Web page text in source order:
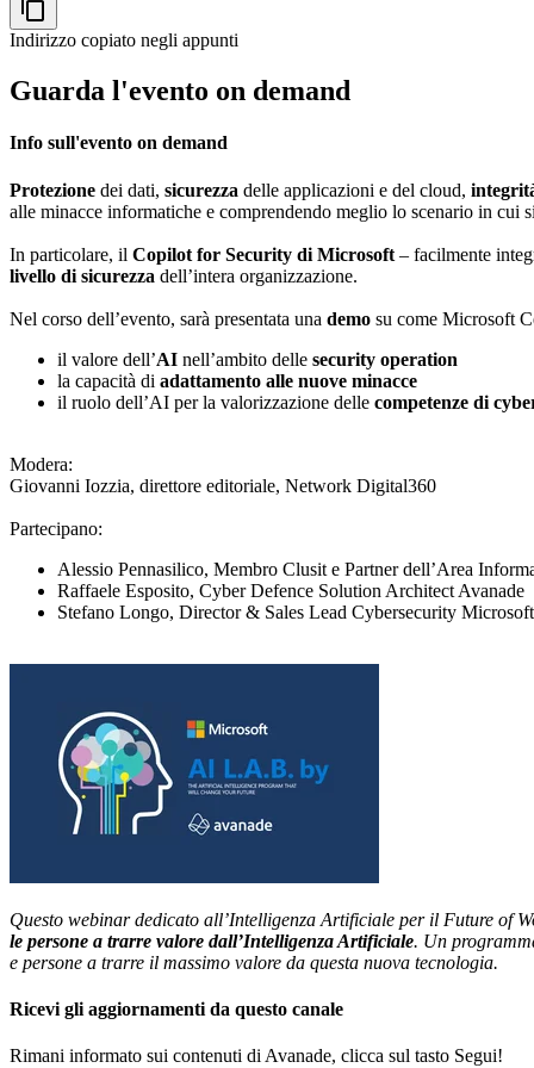
content_copy
Indirizzo copiato negli appunti
Guarda l'evento on demand
Info sull'evento on demand
Protezione dei dati, sicurezza delle applicazioni e del cloud,
alle minacce informatiche e comprendendo meglio lo scenario in cui
In particolare, il Copilot for Security di Microsoft – facilmente
livello di sicurezza dell’intera organizzazione.
Nel corso dell’evento, sarà presentata una demo su come Microsoft
il valore dell’AI nell’ambito delle security operation
la capacità di adattamento alle nuove minacce
il ruolo dell’AI per la valorizzazione delle competenze di
Modera:
Giovanni Iozzia, direttore editoriale, Network Digital360
Partecipano:
Alessio Pennasilico, Membro Clusit e Partner dell’Area
Raffaele Esposito, Cyber Defence Solution Architect Avanade
Stefano Longo, Director & Sales Lead Cybersecurity
Questo webinar dedicato all’Intelligenza Artificiale per il Future of
le persone a trarre valore dall’Intelligenza Artificiale. Un
e persone a trarre il massimo valore da questa nuova tecnologia.
Ricevi gli aggiornamenti da questo canale
Rimani informato sui contenuti di Avanade, clicca sul tasto Segui!